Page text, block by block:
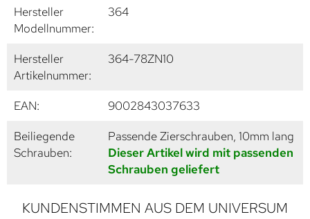
Hersteller
Modellnummer:
364
Hersteller
Artikelnummer:
364-78ZN10
EAN:
9002843037633
Beiliegende
Schrauben:
Passende Zierschrauben, 10mm lang
Dieser Artikel wird mit passenden
Schrauben geliefert
KUNDENSTIMMEN AUS DEM UNIVERSUM